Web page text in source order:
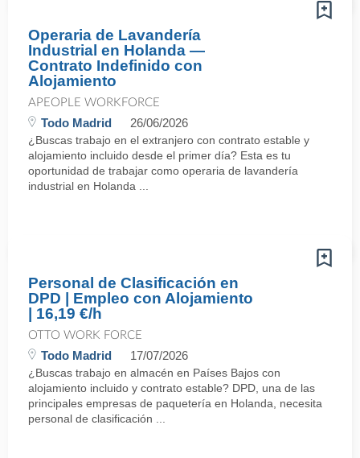
Operaria de Lavandería
Industrial en Holanda —
Contrato Indefinido con
Alojamiento
APEOPLE WORKFORCE
Todo Madrid 26/06/2026
¿Buscas trabajo en el extranjero con contrato estable y
alojamiento incluido desde el primer día? Esta es tu
oportunidad de trabajar como operaria de lavandería
industrial en Holanda ...
Personal de Clasificación en
DPD | Empleo con Alojamiento
| 16,19 €/h
OTTO WORK FORCE
Todo Madrid 17/07/2026
¿Buscas trabajo en almacén en Países Bajos con
alojamiento incluido y contrato estable? DPD, una de las
principales empresas de paquetería en Holanda, necesita
personal de clasificación ...